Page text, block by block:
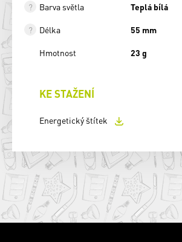
Barva světla Teplá bílá
Délka 55 mm
Hmotnost 23 g
KE STAŽENÍ
Energetický štítek